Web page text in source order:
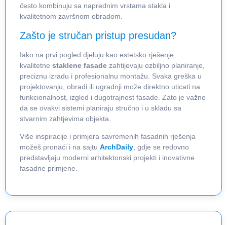
često kombinuju sa naprednim vrstama stakla i
kvalitetnom završnom obradom.
Zašto je stručan pristup presudan?
Iako na prvi pogled djeluju kao estetsko rješenje,
kvalitetne staklene fasade zahtijevaju ozbiljno planiranje,
preciznu izradu i profesionalnu montažu. Svaka greška u
projektovanju, obradi ili ugradnji može direktno uticati na
funkcionalnost, izgled i dugotrajnost fasade. Zato je važno
da se ovakvi sistemi planiraju stručno i u skladu sa
stvarnim zahtjevima objekta.
Više inspiracije i primjera savremenih fasadnih rješenja
možeš pronaći i na sajtu ArchDaily , gdje se redovno
predstavljaju moderni arhitektonski projekti i inovativne
fasadne primjene.